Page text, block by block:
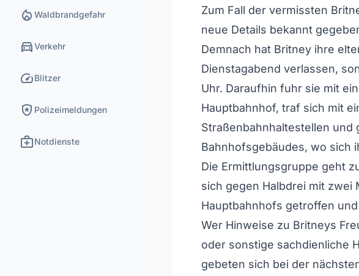
local_fire_department Waldbrandgefahr
directions_carVerkehr
speedBlitzer
local_police Polizeimeldungen
medical_servicesNotdienste
Zum Fall der vermissten
neue Details bekannt
Demnach hat Britney ihre
Dienstagabend verlassen,
Uhr. Daraufhin fuhr sie mit
Hauptbahnhof, traf sich mit
Straßenbahnhaltestellen und
Bahnhofsgebäudes, wo sich
Die Ermittlungsgruppe geht
sich gegen Halbdrei mit zwei
Hauptbahnhofs getroffen
Wer Hinweise zu Britneys
oder sonstige sachdienliche
gebeten sich bei der